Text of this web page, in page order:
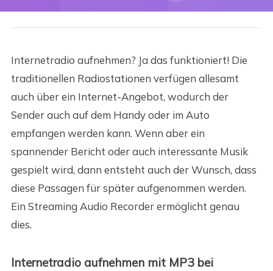
Internetradio aufnehmen? Ja das funktioniert! Die
traditionellen Radiostationen verfügen allesamt
auch über ein Internet-Angebot, wodurch der
Sender auch auf dem Handy oder im Auto
empfangen werden kann. Wenn aber ein
spannender Bericht oder auch interessante Musik
gespielt wird, dann entsteht auch der Wunsch, dass
diese Passagen für später aufgenommen werden.
Ein Streaming Audio Recorder ermöglicht genau
dies.
Internetradio aufnehmen mit MP3 bei